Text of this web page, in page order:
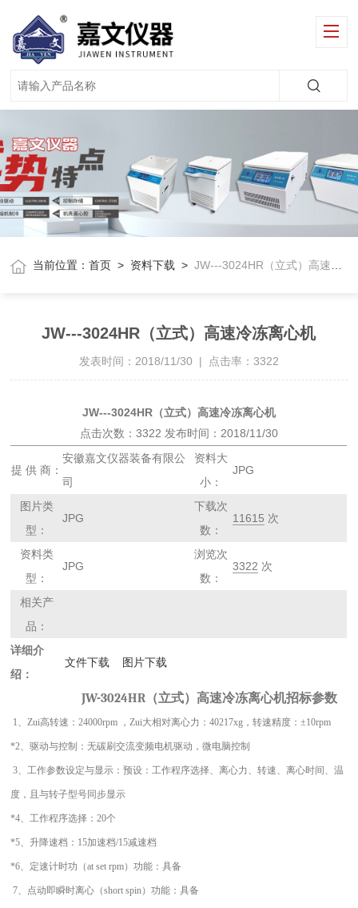
当前位置：首页 > 资料下载 >JW---3024HR（立式）高速冷冻离心机
JW---3024HR（立式）高速冷冻离心机
发表时间：2018/11/30 | 点击率：3322
JW---3024HR（立式）高速冷冻离心机
点击次数：3322 发布时间：2018/11/30
提 供 商：
安徽嘉文仪器装备有限公
司
资料大
小：
JPG
图片类
型：
JPG
下载次
数：
11615 次
资料类
型：
JPG
浏览次
数：
3322 次
相关产
品：
详细介
绍：
文件下载 图片下载
JW-3024HR（立式） 高速冷冻离心机招标参数
1、Zui高转速：24000rpm ，Zui大相对离心力：40217xg，转速精度：±10rpm
*2、驱动与控制：无碳刷交流变频电机驱动，微电脑控制
3、工作参数设定与显示：预设：工作程序选择、离心力、转速、离心时间、温
度，且与转子型号同步显示
*4、工作程序选择 ：20个
*5、升降速档： 15加速档/15减速档
*6、定速计时功（at set rpm）功能：具备
7、 点动即瞬时离心（short spin）功能 ：具备